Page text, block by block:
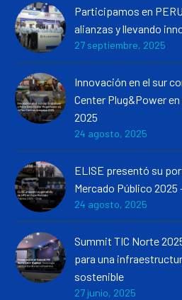
Participamos en
alianzas y llevando
27 septiembre, 2025
Innovación en el sur
Center Plug&Power
2025
24 agosto, 2025
ELISE presentó su
Mercado Público 2025
24 agosto, 2025
Summit TIC Norte
para una
sostenible
27 junio, 2025